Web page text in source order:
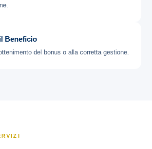
Beneficio
del bonus o alla corretta gestione.